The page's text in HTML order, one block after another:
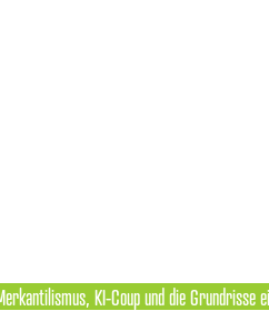
KI-Coup und die Grundrisse